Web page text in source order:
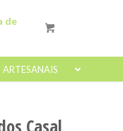
de
ARTESANAIS
Casal